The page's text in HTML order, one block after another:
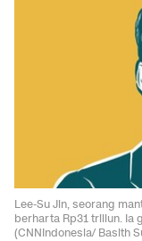
Lee-Su Jin, seorang
berharta Rp31 triliun. Ia
(CNNIndonesia/ Basith